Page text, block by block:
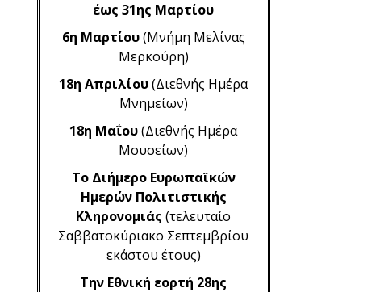
έως 31ης Μαρτίου
6η Μαρτίου(Μνήμη Μελίνας
Μερκούρη)
18η Απριλίου(Διεθνής Ημέρα
Μνημείων)
18η Μαΐου(Διεθνής Ημέρα
Μουσείων)
Το Διήμερο Ευρωπαϊκών
Ημερών Πολιτιστικής
Κληρονομιάς (τελευταίο
Σαββατοκύριακο Σεπτεμβρίου
εκάστου έτους)
Την Εθνική εορτή 28ης